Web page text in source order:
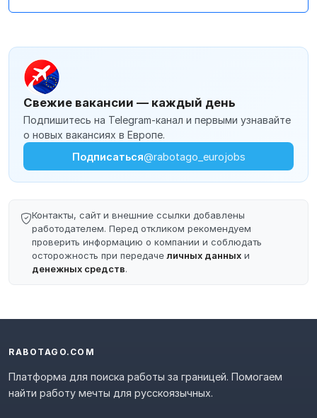
Свежие вакансии — каждый день
Подпишитесь на Telegram-канал и первыми узнавайте
о новых вакансиях в Европе.
Подписаться@rabotago_eurojobs
Контакты, сайт и внешние ссылки добавлены
работодателем. Перед откликом рекомендуем
проверить информацию о компании и соблюдать
осторожность при передачеличных данных и
денежных средств.
RABOTAGO.COM
Платформа для поиска работы за границей. Помогаем
найти работу мечты для русскоязычных.